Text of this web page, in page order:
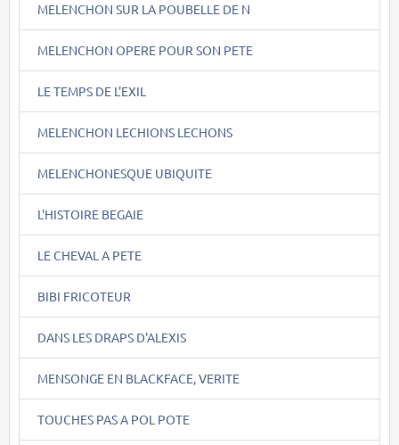
MELENCHON SUR LA POUBELLE DE N
MELENCHON OPERE POUR SON PETE
LE TEMPS DE L'EXIL
MELENCHON LECHIONS LECHONS
MELENCHONESQUE UBIQUITE
L'HISTOIRE BEGAIE
LE CHEVAL A PETE
BIBI FRICOTEUR
DANS LES DRAPS D'ALEXIS
MENSONGE EN BLACKFACE, VERITE
TOUCHES PAS A POL POTE